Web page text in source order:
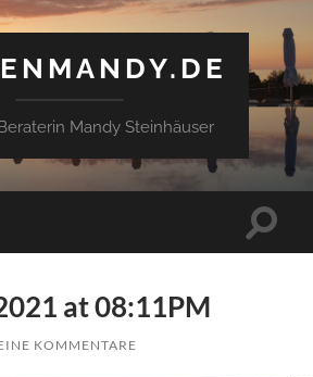
Mandy Steinhäuser
at 08:11PM
KOMMENTARE